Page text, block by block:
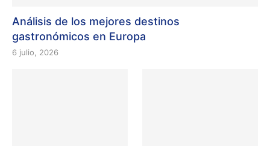
Análisis de los mejores destinos
gastronómicos en Europa
6 julio, 2026